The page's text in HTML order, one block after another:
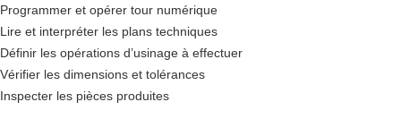
Programmer et opérer tour numérique
Lire et interpréter les plans techniques
Définir les opérations d’usinage à effectuer
Vérifier les dimensions et tolérances
Inspecter les pièces produites